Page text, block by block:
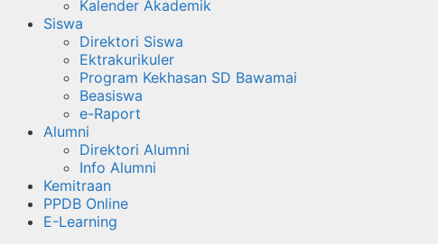
Kalender Akademik
Siswa
Direktori Siswa
Ektrakurikuler
Program Kekhasan SD Bawamai
Beasiswa
e-Raport
Alumni
Direktori Alumni
Info Alumni
Kemitraan
PPDB Online
E-Learning